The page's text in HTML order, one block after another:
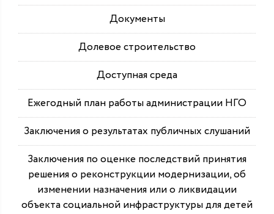
Документы
Долевое строительство
Доступная среда
Ежегодный план работы администрации НГО
Заключения о результатах публичных слушаний
Заключения по оценке последствий принятия
решения о реконструкции модернизации, об
изменении назначения или о ликвидации
объекта социальной инфраструктуры для детей